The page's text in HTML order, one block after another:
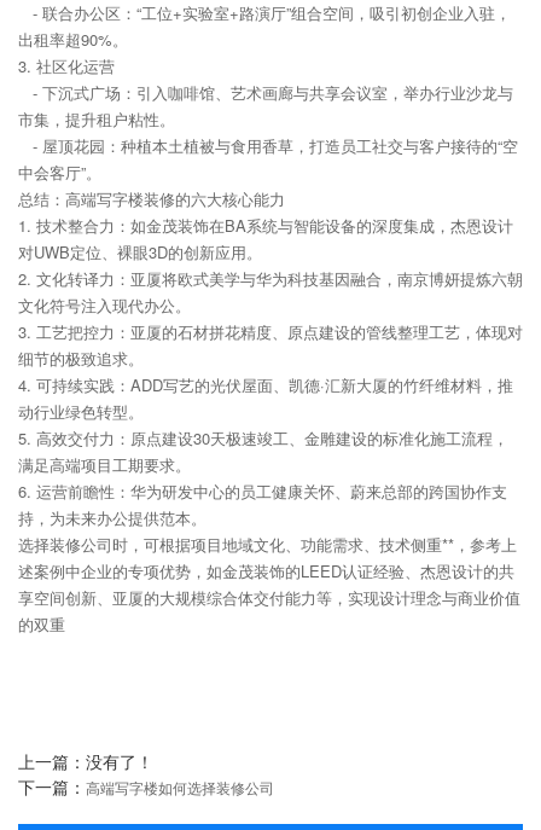
- 联合办公区：“工位+实验室+路演厅”组合空间，吸引初创企业入驻，
出租率超90%。
3. 社区化运营
- 下沉式广场：引入咖啡馆、艺术画廊与共享会议室，举办行业沙龙与
市集，提升租户粘性。
- 屋顶花园：种植本土植被与食用香草，打造员工社交与客户接待的“空
中会客厅”。
总结：高端写字楼装修的六大核心能力
1. 技术整合力：如金茂装饰在BA系统与智能设备的深度集成，杰恩设计
对UWB定位、裸眼3D的创新应用。
2. 文化转译力：亚厦将欧式美学与华为科技基因融合，南京博妍提炼六朝
文化符号注入现代办公。
3. 工艺把控力：亚厦的石材拼花精度、原点建设的管线整理工艺，体现对
细节的极致追求。
4. 可持续实践：ADD写艺的光伏屋面、凯德·汇新大厦的竹纤维材料，推
动行业绿色转型。
5. 高效交付力：原点建设30天极速竣工、金雕建设的标准化施工流程，
满足高端项目工期要求。
6. 运营前瞻性：华为研发中心的员工健康关怀、蔚来总部的跨国协作支
持，为未来办公提供范本。
选择装修公司时，可根据项目地域文化、功能需求、技术侧重**，参考上
述案例中企业的专项优势，如金茂装饰的LEED认证经验、杰恩设计的共
享空间创新、亚厦的大规模综合体交付能力等，实现设计理念与商业价值
的双重
上一篇：没有了！
下一篇： 高端写字楼如何选择装修公司